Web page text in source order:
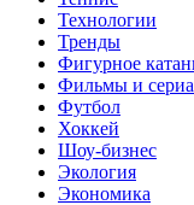
Технологии
Тренды
Фигурное
Фильмы и
Футбол
Хоккей
Шоу-бизнес
Экология
Экономика